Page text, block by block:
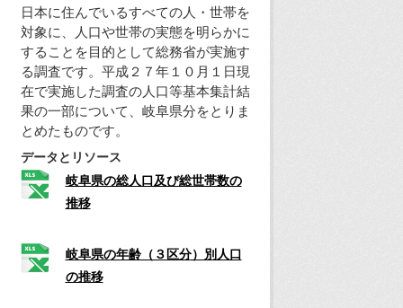
日本に住んでいるすべての人・世帯を
対象に、人口や世帯の実態を明らかに
することを目的として総務省が実施す
る調査です。平成２７年１０月１日現
在で実施した調査の人口等基本集計結
果の一部について、岐阜県分をとりま
とめたものです。
データとリソース
岐阜県の総人口及び総世帯数の
推移
岐阜県の年齢（３区分）別人口
の推移